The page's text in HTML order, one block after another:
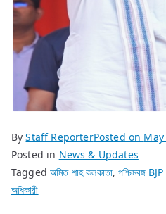
ByStaff ReporterPosted on
Posted in News & Updates
Taggedঅমিত শাহ কলকাতা,পশ্চিমবঙ্গ
অধিকারী